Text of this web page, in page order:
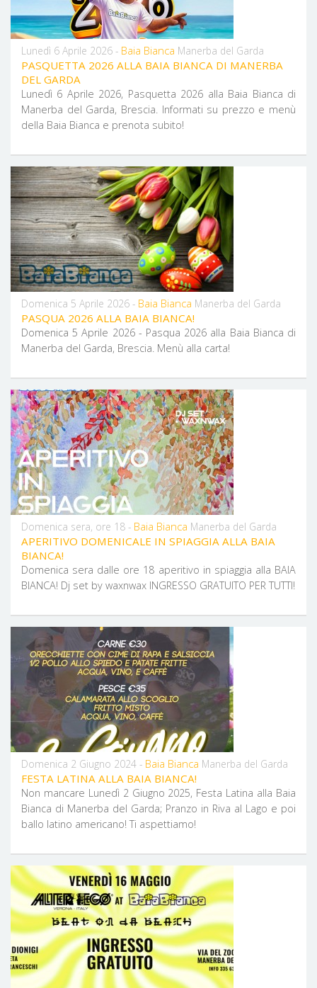
Lunedì 6 Aprile 2026 - Baia Bianca Manerba del Garda
PASQUETTA 2026 ALLA BAIA BIANCA DI MANERBA
DEL GARDA
Lunedì 6 Aprile 2026, Pasquetta 2026 alla Baia Bianca di
Manerba del Garda, Brescia. Informati su prezzo e menù
della Baia Bianca e prenota subito!
Domenica 5 Aprile 2026 - Baia Bianca Manerba del Garda
PASQUA 2026 ALLA BAIA BIANCA!
Domenica 5 Aprile 2026 - Pasqua 2026 alla Baia Bianca di
Manerba del Garda, Brescia. Menù alla carta!
Domenica sera, ore 18 - Baia Bianca Manerba del Garda
APERITIVO DOMENICALE IN SPIAGGIA ALLA BAIA
BIANCA!
Domenica sera dalle ore 18 aperitivo in spiaggia alla BAIA
BIANCA! Dj set by waxnwax INGRESSO GRATUITO PER TUTTI!
Domenica 2 Giugno 2024 - Baia Bianca Manerba del Garda
FESTA LATINA ALLA BAIA BIANCA!
Non mancare Lunedì 2 Giugno 2025, Festa Latina alla Baia
Bianca di Manerba del Garda; ​Pranzo in Riva al Lago e poi
ballo latino americano! Ti aspettiamo!